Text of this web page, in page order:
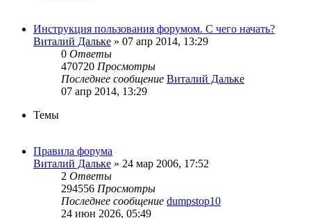
Инструкция пользования форумом. С чего начать?
Виталий Дальке » 07 апр 2014, 13:29
0 Ответы
470720 Просмотры
Последнее сообщение Виталий Дальке
07 апр 2014, 13:29
Темы
Правила форума
Виталий Дальке » 24 мар 2006, 17:52
2 Ответы
294556 Просмотры
Последнее сообщение dumpstop10
24 июн 2026, 05:49